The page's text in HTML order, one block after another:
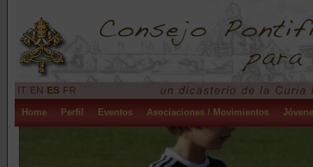
IT EN ES FR
Home Perfil Eventos Asociaciones / Movimientos